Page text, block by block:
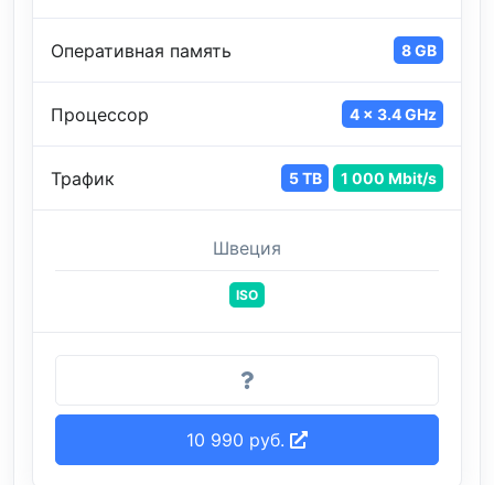
Оперативная память 8 GB
Процессор 4 x 3.4 GHz
Трафик 5 TB 1 000 Mbit/s
Швеция
ISO
10 990 руб.